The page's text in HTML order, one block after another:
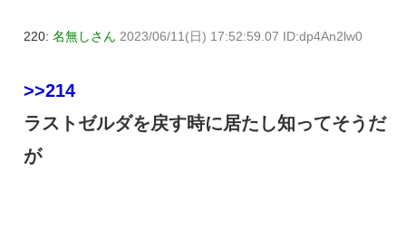
220: 名無しさん 2023/06/11(日) 17:52:59.07 ID:dp4An2lw0
>>214
ラストゼルダを戻す時に居たし知ってそうだ
が